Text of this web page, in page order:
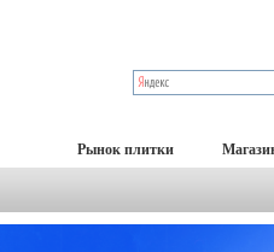
Рынок плитки